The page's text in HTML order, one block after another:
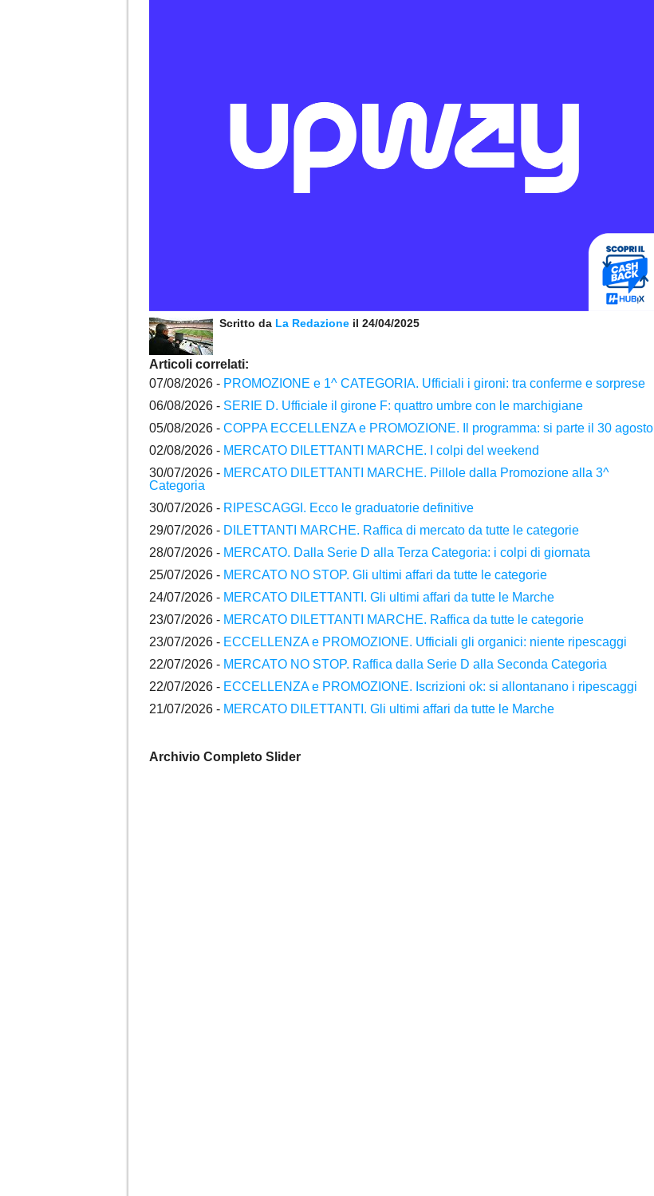
Scritto da La Redazione il 24/04/2025
Articoli correlati:
07/08/2026 - PROMOZIONE e 1^ CATEGORIA. Ufficiali i gironi: tra conferme e sorprese
06/08/2026 - SERIE D. Ufficiale il girone F: quattro umbre con le marchigiane
05/08/2026 - COPPA ECCELLENZA e PROMOZIONE. Il programma: si parte il 30 agosto
02/08/2026 - MERCATO DILETTANTI MARCHE. I colpi del weekend
30/07/2026 - MERCATO DILETTANTI MARCHE. Pillole dalla Promozione alla 3^
Categoria
30/07/2026 - RIPESCAGGI. Ecco le graduatorie definitive
29/07/2026 - DILETTANTI MARCHE. Raffica di mercato da tutte le categorie
28/07/2026 - MERCATO. Dalla Serie D alla Terza Categoria: i colpi di giornata
25/07/2026 - MERCATO NO STOP. Gli ultimi affari da tutte le categorie
24/07/2026 - MERCATO DILETTANTI. Gli ultimi affari da tutte le Marche
23/07/2026 - MERCATO DILETTANTI MARCHE. Raffica da tutte le categorie
23/07/2026 - ECCELLENZA e PROMOZIONE. Ufficiali gli organici: niente ripescaggi
22/07/2026 - MERCATO NO STOP. Raffica dalla Serie D alla Seconda Categoria
22/07/2026 - ECCELLENZA e PROMOZIONE. Iscrizioni ok: si allontanano i ripescaggi
21/07/2026 - MERCATO DILETTANTI. Gli ultimi affari da tutte le Marche
Archivio Completo Slider